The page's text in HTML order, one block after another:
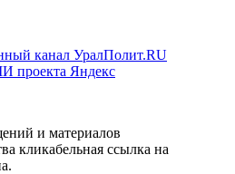
канал УралПолит.RU
проекта Яндекс
и материалов
кликабельная ссылка на